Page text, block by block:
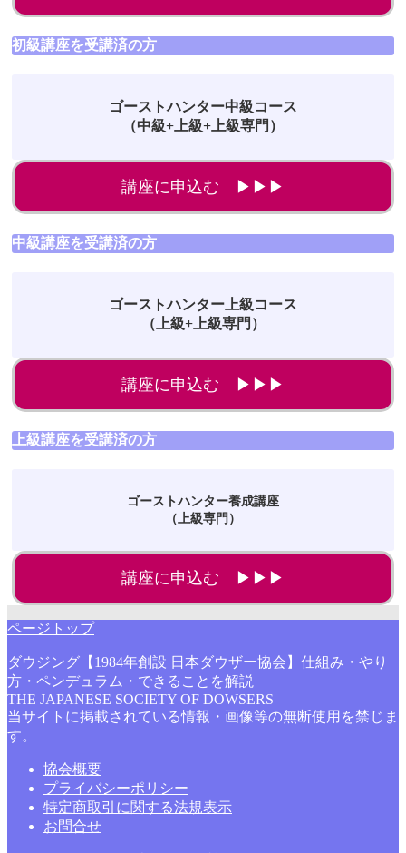
初級講座を受講済の方
ゴーストハンター中級コース
（中級+上級+上級専門）
講座に申込む ▶▶▶
中級講座を受講済の方
ゴーストハンター上級コース
（上級+上級専門）
講座に申込む ▶▶▶
上級講座を受講済の方
ゴーストハンター養成講座
（上級専門）
講座に申込む ▶▶▶
ページトップ
ダウジング【1984年創設 日本ダウザー協会】仕組み・やり
方・ペンデュラム・できることを解説
THE JAPANESE SOCIETY OF DOWSERS
当サイトに掲載されている情報・画像等の無断使用を禁じま
す。
協会概要
プライバシーポリシー
特定商取引に関する法規表示
お問合せ